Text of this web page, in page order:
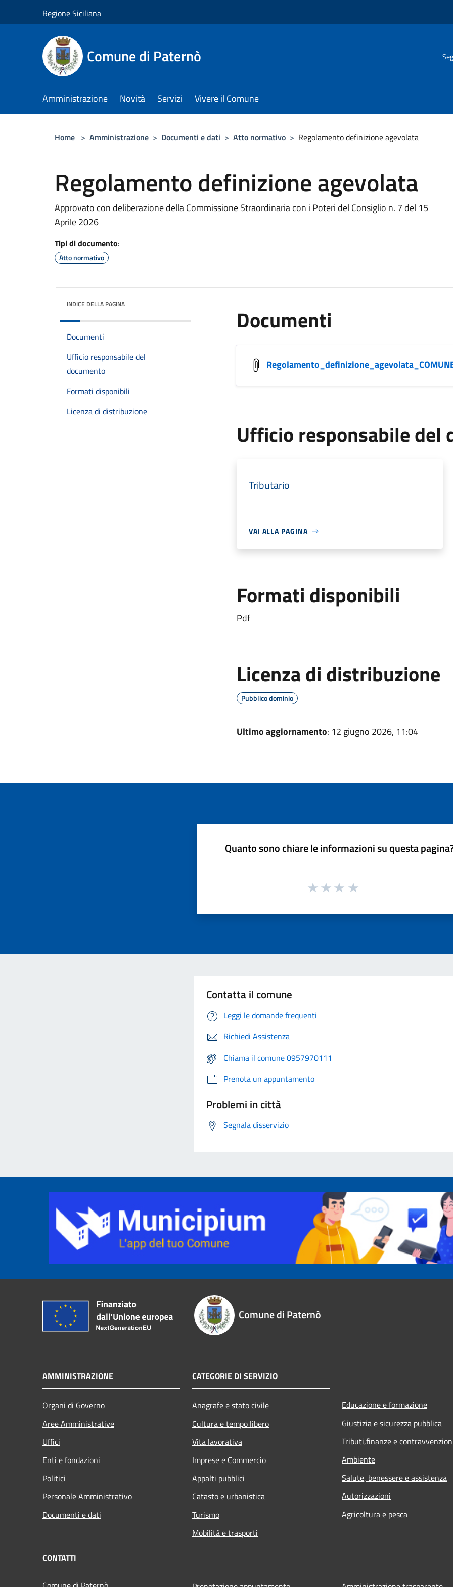
Regione Siciliana
Comune di Paternò
Amministrazione Novità Servizi Vivere il Comune
Home > Amministrazione > Documenti e dati > Atto normativo > Regolamento definizione agevolata
Regolamento definizione agevolata
Approvato con deliberazione della Commissione Straordinaria con i Poteri del Consiglio n. 7 del 15
Aprile 2026
Tipi di documento:
Atto normativo
INDICE DELLA PAGINA
Documenti
Ufficio responsabile del
documento
Formati disponibili
Licenza di distribuzione
Documenti
Ufficio responsabile del
Tributario
VAI ALLA PAGINA
Formati disponibili
Pdf
Licenza di distribuzione
Pubblico dominio
Ultimo aggiornamento: 12 giugno 2026, 11:04
Quanto sono chiare le informazioni su questa
Contatta il comune
Leggi le domande frequenti
Richiedi Assistenza
Chiama il comune 0957970111
Prenota un appuntamento
Problemi in città
Segnala disservizio
Comune di Paternò
AMMINISTRAZIONE
Organi di Governo
Aree Amministrative
Uffici
Enti e fondazioni
Politici
Personale Amministrativo
Documenti e dati
CATEGORIE DI SERVIZIO
Anagrafe e stato civile
Cultura e tempo libero
Vita lavorativa
Imprese e Commercio
Appalti pubblici
Catasto e urbanistica
Turismo
Mobilità e trasporti
Educazione e formazione
Giustizia e sicurezza pubblica
Tributi,finanze e
Ambiente
Salute, benessere e assistenza
Autorizzazioni
Agricoltura e pesca
CONTATTI